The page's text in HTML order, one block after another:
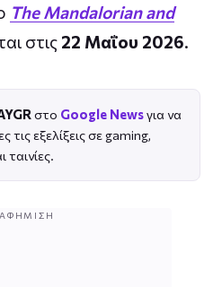
The Mandalorian and
στις 22 Μαΐου 2026.
στο Google Newsγια να
τις εξελίξεις σε gaming,
ταινίες.